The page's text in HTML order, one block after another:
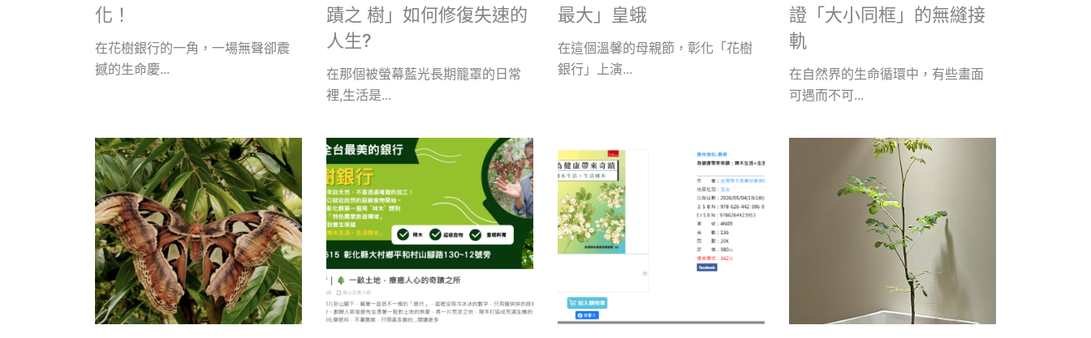
化！
在花樹銀行的一角，一場無聲卻震
撼的生命慶...
蹟之 樹」如何修復失速的
人生?
在那個被螢幕藍光長期籠罩的日常
裡,生活是...
最大」皇蛾
在這個溫馨的母親節，彰化「花樹
銀行」上演...
證「大小同框」的無縫接
軌
在自然界的生命循環中，有些畫面
可遇而不可...